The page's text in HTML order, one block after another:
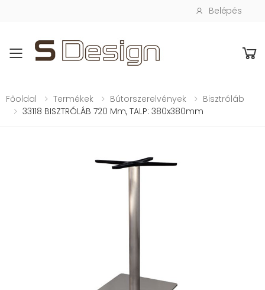
Belépés
Toggle mobile menu
Főoldal Termékek Bútorszerelvények
Bisztróláb
33118 BISZTRÓLÁB 720 Mm, TALP: 380x380mm